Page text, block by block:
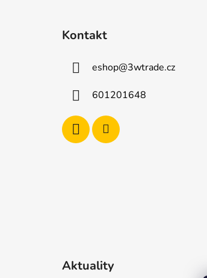
Kontakt
eshop@3wtrade.cz
601201648
Aktuality